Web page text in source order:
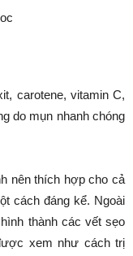
carotene, vitamin C,
do mụn nhanh chóng
nên thích hợp cho cả
cách đáng kể. Ngoài
thành các vết sẹo
xem như cách trị